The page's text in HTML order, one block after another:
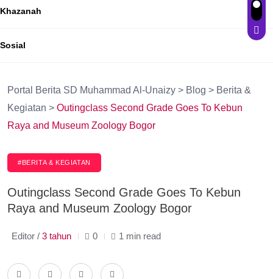
Khazanah
Sosial
Portal Berita SD Muhammad Al-Unaizy > Blog > Berita &
Kegiatan > Outingclass Second Grade Goes To Kebun
Raya and Museum Zoology Bogor
#BERITA & KEGIATAN
Outingclass Second Grade Goes To Kebun
Raya and Museum Zoology Bogor
Editor / 3 tahun 0 1 min read